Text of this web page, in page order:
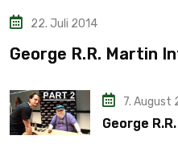
22. Juli 2014
George R.R. Martin
7. August
George